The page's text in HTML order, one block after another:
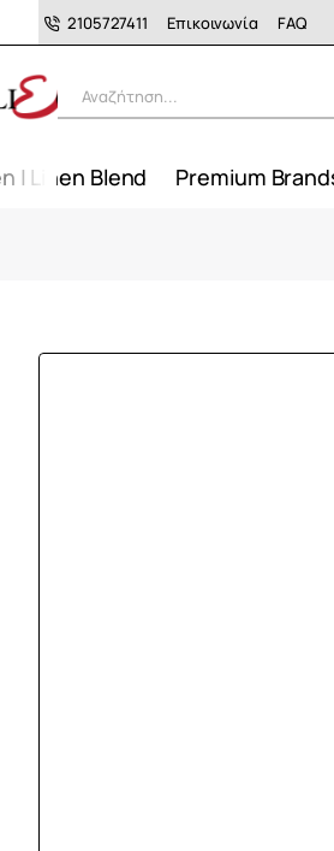
2105727411 Επικοινωνία FAQ
Αναζήτηση...
| Linen Blend Premium